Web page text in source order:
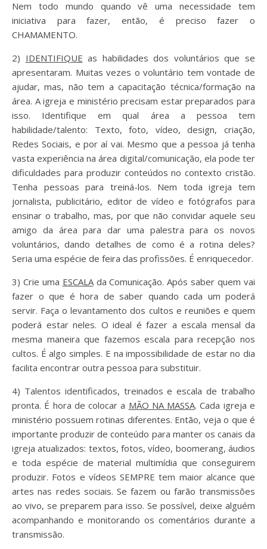
Nem todo mundo quando vê uma necessidade tem
iniciativa para fazer, então, é preciso fazer o
CHAMAMENTO.
2) IDENTIFIQUE as habilidades dos voluntários que se
apresentaram. Muitas vezes o voluntário tem vontade de
ajudar, mas, não tem a capacitação técnica/formação na
área. A igreja e ministério precisam estar preparados para
isso. Identifique em qual área a pessoa tem
habilidade/talento: Texto, foto, vídeo, design, criação,
Redes Sociais, e por aí vai. Mesmo que a pessoa já tenha
vasta experiência na área digital/comunicação, ela pode ter
dificuldades para produzir conteúdos no contexto cristão.
Tenha pessoas para treiná-los. Nem toda igreja tem
jornalista, publicitário, editor de vídeo e fotógrafos para
ensinar o trabalho, mas, por que não convidar aquele seu
amigo da área para dar uma palestra para os novos
voluntários, dando detalhes de como é a rotina deles?
Seria uma espécie de feira das profissões. É enriquecedor.
3) Crie uma ESCALAda Comunicação. Após saber quem vai
fazer o que é hora de saber quando cada um poderá
servir. Faça o levantamento dos cultos e reuniões e quem
poderá estar neles. O ideal é fazer a escala mensal da
mesma maneira que fazemos escala para recepção nos
cultos. É algo simples. E na impossibilidade de estar no dia
facilita encontrar outra pessoa para substituir.
4) Talentos identificados, treinados e escala de trabalho
pronta. É hora de colocar a MÃO NA MASSA. Cada igreja e
ministério possuem rotinas diferentes. Então, veja o que é
importante produzir de conteúdo para manter os canais da
igreja atualizados: textos, fotos, vídeo, boomerang, áudios
e toda espécie de material multimídia que conseguirem
produzir. Fotos e vídeos SEMPRE tem maior alcance que
artes nas redes sociais. Se fazem ou farão transmissões
ao vivo, se preparem para isso. Se possível, deixe alguém
acompanhando e monitorando os comentários durante a
transmissão.